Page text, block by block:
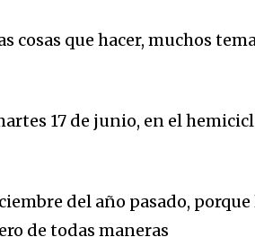
cosas que hacer, muchos
17 de junio, en el
del año pasado, porque
de todas maneras